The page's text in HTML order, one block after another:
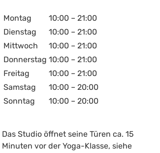
Montag
10:00 – 21:00
Dienstag
10:00 – 21:00
Mittwoch
10:00 – 21:00
Donnerstag 10:00 – 21:00
Freitag
10:00 – 21:00
Samstag
10:00 – 20:00
Sonntag
10:00 – 20:00
Das Studio öffnet seine Türen ca. 15
Minuten vor der Yoga-Klasse, siehe